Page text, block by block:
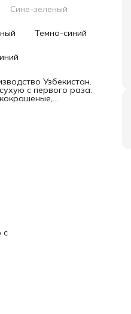
Сине-зеленый
Темно-синий
Узбекистан.
с первого раза.
тонов,
с